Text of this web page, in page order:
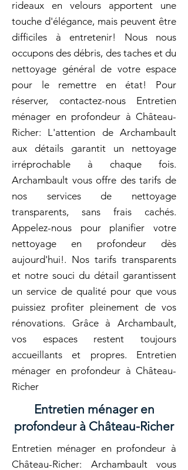
rideaux en velours apportent une
touche d'élégance, mais peuvent être
difficiles à entretenir! Nous nous
occupons des débris, des taches et du
nettoyage général de votre espace
pour le remettre en état! Pour
réserver, contactez-nous Entretien
ménager en profondeur à Château-
Richer: L'attention de Archambault
aux détails garantit un nettoyage
irréprochable à chaque fois.
Archambault vous offre des tarifs de
nos services de nettoyage
transparents, sans frais cachés.
Appelez-nous pour planifier votre
nettoyage en profondeur dès
aujourd'hui!. Nos tarifs transparents
et notre souci du détail garantissent
un service de qualité pour que vous
puissiez profiter pleinement de vos
rénovations. Grâce à Archambault,
vos espaces restent toujours
accueillants et propres. Entretien
ménager en profondeur à Château-
Richer
Entretien ménager en
profondeur à Château-Richer
Entretien ménager en profondeur à
Château-Richer: Archambault vous